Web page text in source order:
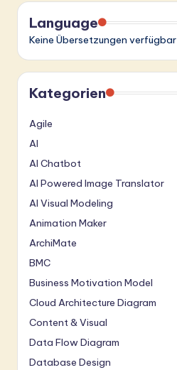
Language
Keine Übersetzungen verfügbar
Kategorien
Agile
AI
AI Chatbot
AI Powered Image Translator
AI Visual Modeling
Animation Maker
ArchiMate
BMC
Business Motivation Model
Cloud Architecture Diagram
Content & Visual
Data Flow Diagram
Database Design